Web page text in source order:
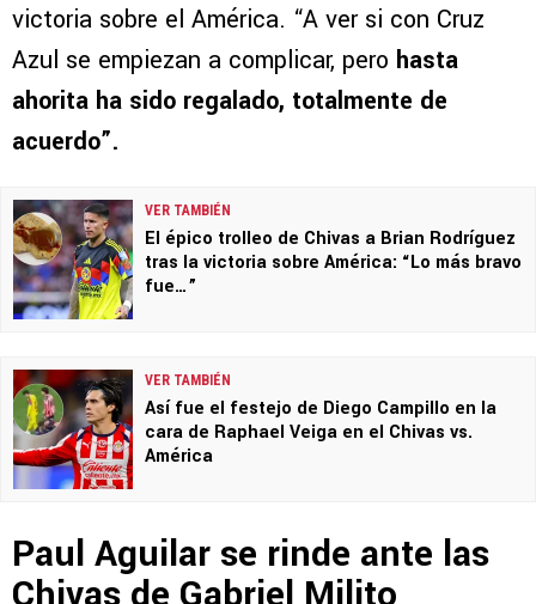
victoria sobre el América. “A ver si con Cruz
Azul se empiezan a complicar, pero hasta
ahorita ha sido regalado, totalmente de
acuerdo”.
VER TAMBIÉN
El épico trolleo de Chivas a Brian Rodríguez
tras la victoria sobre América: “Lo más bravo
fue…”
VER TAMBIÉN
Así fue el festejo de Diego Campillo en la
cara de Raphael Veiga en el Chivas vs.
América
Paul Aguilar se rinde ante las